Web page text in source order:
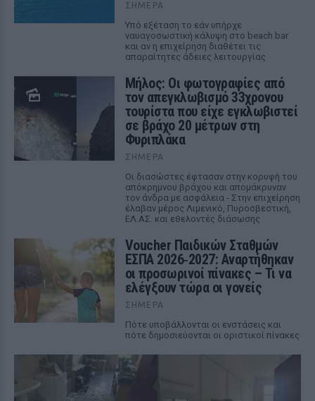
ΣΉΜΕΡΑ
Υπό εξέταση το εάν υπήρχε
ναυαγοσωστική κάλυψη στο beach bar
και αν η επιχείρηση διαθέτει τις
απαραίτητες άδειες λειτουργίας
Μήλος: Οι φωτογραφίες από
τον απεγκλωβισμό 33χρονου
τουρίστα που είχε εγκλωβιστεί
σε βράχο 20 μέτρων στη
Φυριπλάκα
ΣΉΜΕΡΑ
Οι διασώστες έφτασαν στην κορυφή του
απόκρημνου βράχου και απομάκρυναν
τον άνδρα με ασφάλεια - Στην επιχείρηση
έλαβαν μέρος Λιμενικό, Πυροσβεστική,
ΕΛ.ΑΣ. και εθελοντές διάσωσης
Voucher Παιδικών Σταθμών
ΕΣΠΑ 2026‑2027: Αναρτήθηκαν
οι προσωρινοί πίνακες – Τι να
ελέγξουν τώρα οι γονείς
ΣΉΜΕΡΑ
Πότε υποβάλλονται οι ενστάσεις και
πότε δημοσιεύονται οι οριστικοί πίνακες